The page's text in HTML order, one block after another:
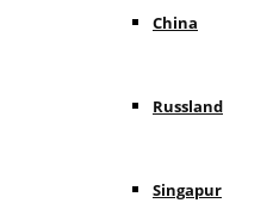
China
Russland
Singapur